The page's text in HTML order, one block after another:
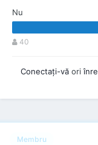
Nu
40
Conectaţi-văori
Membru